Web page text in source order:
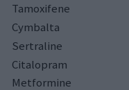
Tamoxifene
Cymbalta
Sertraline
Citalopram
Metformine